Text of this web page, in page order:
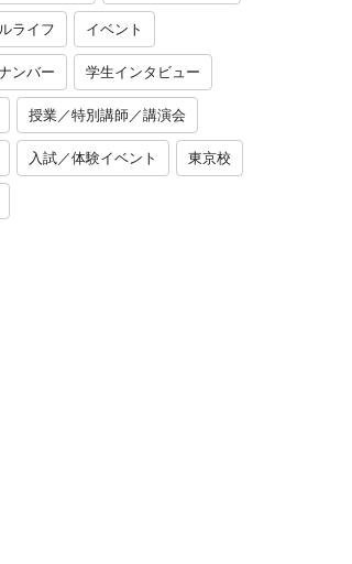
ライフ イベント
ンバー 学生インタビュー
授業／特別講師／講演会
入試／体験イベント 東京校